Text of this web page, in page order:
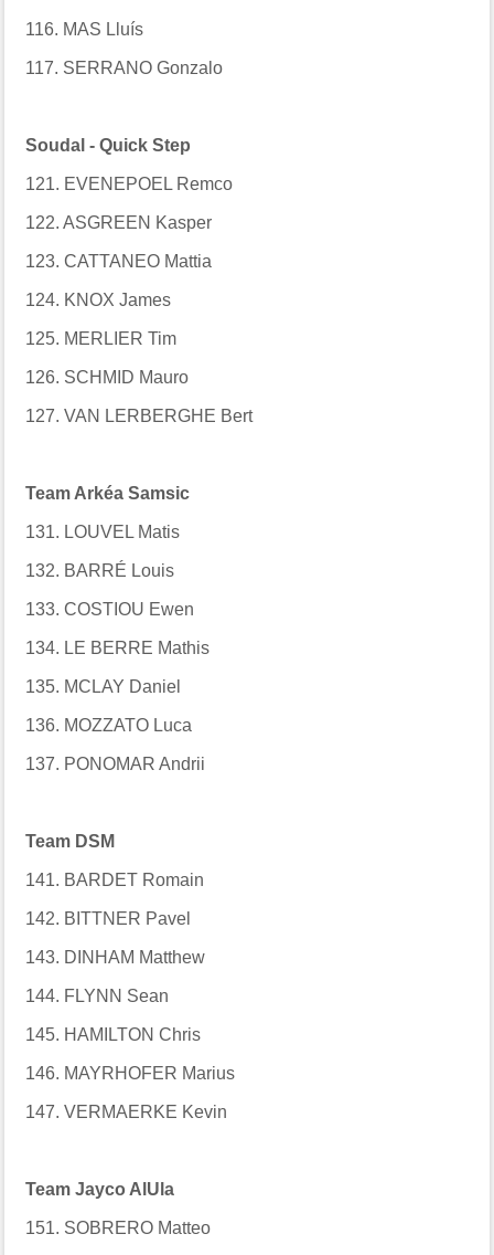
116. MAS Lluís
117. SERRANO Gonzalo
Soudal - Quick Step
121. EVENEPOEL Remco
122. ASGREEN Kasper
123. CATTANEO Mattia
124. KNOX James
125. MERLIER Tim
126. SCHMID Mauro
127. VAN LERBERGHE Bert
Team Arkéa Samsic
131. LOUVEL Matis
132. BARRÉ Louis
133. COSTIOU Ewen
134. LE BERRE Mathis
135. MCLAY Daniel
136. MOZZATO Luca
137. PONOMAR Andrii
Team DSM
141. BARDET Romain
142. BITTNER Pavel
143. DINHAM Matthew
144. FLYNN Sean
145. HAMILTON Chris
146. MAYRHOFER Marius
147. VERMAERKE Kevin
Team Jayco AlUla
151. SOBRERO Matteo